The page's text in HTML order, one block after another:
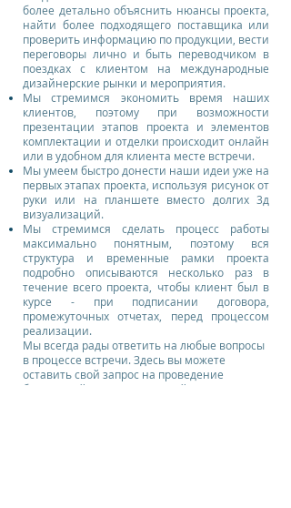
более детально объяснить нюансы проекта,
найти более подходящего поставщика или
проверить информацию по продукции, вести
переговоры лично и быть переводчиком в
поездках с клиентом на международные
дизайнерские рынки и мероприятия.
Мы стремимся экономить время наших
клиентов, поэтому при возможности
презентации этапов проекта и элементов
комплектации и отделки происходит онлайн
или в удобном для клиента месте встречи.
Мы умеем быстро донести наши идеи уже на
первых этапах проекта, используя рисунок от
руки или на планшете вместо долгих 3д
визуализаций.
Мы стремимся сделать процесс работы
максимально понятным, поэтому вся
структура и временные рамки проекта
подробно описываются несколько раз в
течение всего проекта, чтобы клиент был в
курсе - при подписании договора,
промежуточных отчетах, перед процессом
реализации.
Мы всегда рады ответить на любые вопросы
в процессе встречи. Здесь вы можете
оставить свой запрос на проведение
бесплатной ознокомительной консультации: